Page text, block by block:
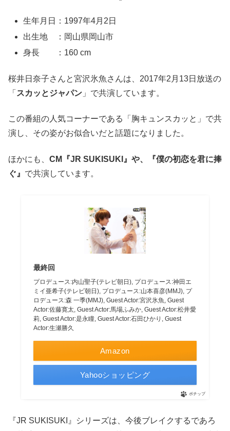
生年月日：1997年4月2日
出生地 ：岡山県岡山市
身長 ：160 cm
桜井日奈子さんと宮沢氷魚さんは、2017年2月13日放送の
「 スカッとジャパン 」で共演しています。
この番組の人気コーナーである「胸キュンスカッと」で共
演し、その姿がお似合いだと話題になりました。
ほかにも、 CM『JR SUKISUKI』や、『僕の初恋を君に捧
ぐ』 で共演しています。
最終回
プロデュース:内山聖子(テレビ朝日), プロデュース:神田エ
ミイ亜希子(テレビ朝日), プロデュース:山本喜彦(MMJ), プ
ロデュース:森 一季(MMJ), Guest Actor:宮沢氷魚, Guest
Actor:佐藤寛太, Guest Actor:馬場ふみか, Guest Actor:松井愛
莉, Guest Actor:是永瞳, Guest Actor:石田ひかり, Guest
Actor:生瀬勝久
Amazon
Yahooショッピング
ポチップ
『JR SUKISUKI』シリーズは、今後ブレイクするであろ